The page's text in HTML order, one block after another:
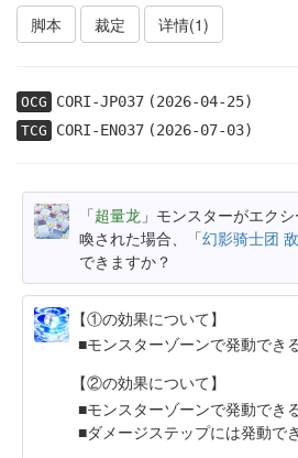
脚本
裁定 详情(1)
OCG CORI-JP037(2026-04-25)
TCG CORI-EN037(2026-07-03)
「超量龙 」モンスターがエク
喚された場合、「幻影骑士团
できますか？
【①の効果について】
モンスターゾーンで発動でき
【②の効果について】
モンスターゾーンで発動でき
ダメージステップには発動で